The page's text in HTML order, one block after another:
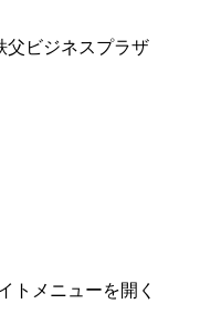
父ビジネスプラザ
トメニューを開く